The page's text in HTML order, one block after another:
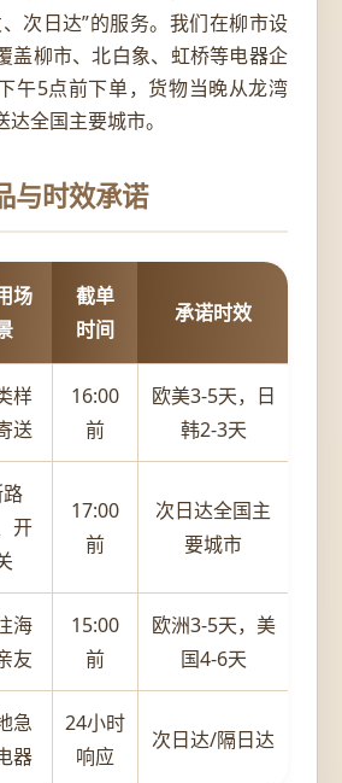
次日达”的服务。我们在柳市设
盖柳市、北白象、虹桥等电器企
午5点前下单，货物当晚从龙湾
全国主要城市。
与时效承诺
场
截单
时间
承诺时效
样
送
16:00
前
欧美3-5天，日
韩2-3天
开
17:00
前
次日达全国主
要城市
海
友
15:00
前
欧洲3-5天，美
国4-6天
急
器
24小时
响应
次日达/隔日达